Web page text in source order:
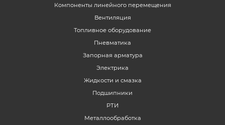
Компоненты линейного перемещения
Вентиляция
Топливное оборудование
Пневматика
Запорная арматура
Электрика
Жидкости и смазка
Подшипники
РТИ
Металлообработка